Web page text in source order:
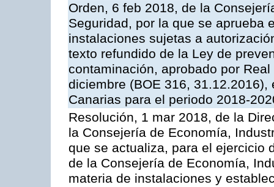
Orden, 6 feb 2018, de la
Seguridad, por la que se aprueba
instalaciones sujetas a
texto refundido de la Ley de
contaminación, aprobado por
diciembre (BOE 316,
Canarias para el periodo 2018-
Resolución, 1 mar 2018, de la
la Consejería de Economía,
que se actualiza, para el ejercicio
de la Consejería de Economía,
materia de instalaciones y